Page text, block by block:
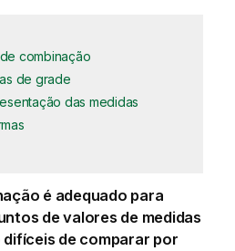
combinação
de grade
das medidas
é adequado para
de valores de medidas
de comparar por